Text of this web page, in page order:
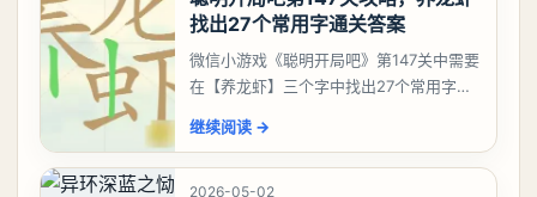
找出27个常用字通关答案
微信小游戏《聪明开局吧》第147关中需要
在【养龙虾】三个字中找出27个常用字，
大、夫、夰、巾、中、虫、下、虾、卜、
囗、吓、卟、
继续阅读 →
2026-05-02